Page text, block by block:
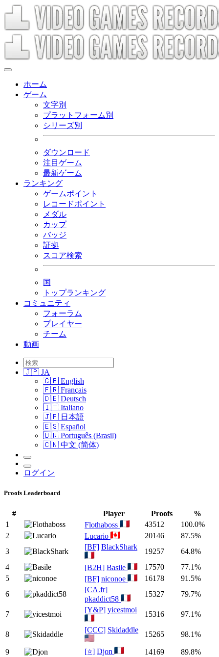
ホーム
ゲーム
文字別
プラットフォーム別
シリーズ別
ダウンロード
注目ゲーム
最新ゲーム
ランキング
ゲームポイント
レコードポイント
メダル
カップ
バッジ
証拠
スコア検索
国
トップランキング
コミュニティ
フォーラム
プレイヤー
チーム
動画
🇯🇵 JA
🇬🇧 English
🇫🇷 Français
🇩🇪 Deutsch
🇮🇹 Italiano
🇯🇵 日本語
🇪🇸 Español
🇧🇷 Português (Brasil)
🇨🇳 中文 (简体)
ログイン
Proofs Leaderboard
# Player Proofs
%
1
Flothaboss 43512
100.0%
2
Lucario 20146
87.5%
3
[BF] BlackShark
19257
64.8%
4
[B2H] Basile 17570
77.1%
5
[BF] niconoe 16178
91.5%
6
[CA.fr]
pkaddict58
15327 79.7%
7
[Y&P] yicestmoi
15316 97.1%
8
[CCC] Skidaddle
15265 98.1%
9 [⭐] Djon 14169
89.8%